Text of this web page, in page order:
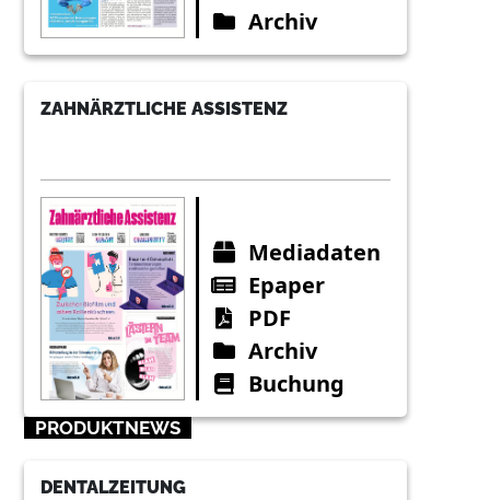
Archiv
ZAHNÄRZTLICHE ASSISTENZ
Mediadaten
Epaper
PDF
Archiv
Buchung
PRODUKTNEWS
DENTALZEITUNG